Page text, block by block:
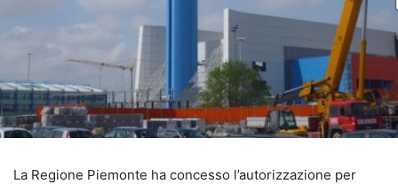
La Regione Piemonte ha concesso l’autorizzazione per